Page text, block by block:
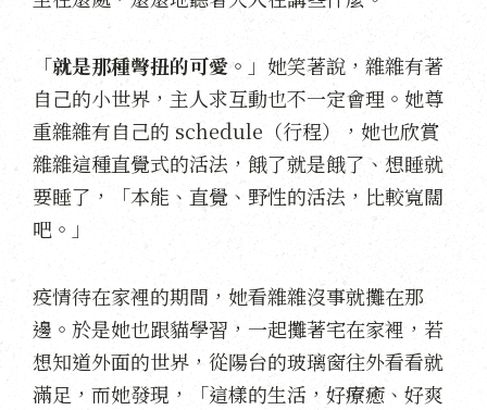
「就是那種彆扭的可愛。 」她笑著說，雜雜有著
自己的小世界，主人求互動也不一定會理。她尊
重雜雜有自己的 schedule（行程），她也欣賞
雜雜這種直覺式的活法，餓了就是餓了、想睡就
要睡了，「本能、直覺、野性的活法，比較寬闊
吧。」
疫情待在家裡的期間，她看雜雜沒事就攤在那
邊。於是她也跟貓學習，一起攤著宅在家裡，若
想知道外面的世界，從陽台的玻璃窗往外看看就
滿足，而她發現，「這樣的生活，好療癒、好爽